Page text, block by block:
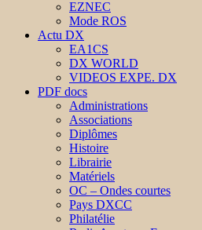
EZNEC
Mode ROS
Actu DX
EA1CS
DX WORLD
VIDEOS EXPE. DX
PDF docs
Administrations
Associations
Diplômes
Histoire
Librairie
Matériels
OC – Ondes courtes
Pays DXCC
Philatélie